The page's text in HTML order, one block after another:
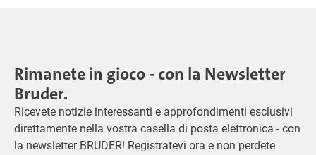
Rimanete in gioco - con la Newsletter
Bruder.
Ricevete notizie interessanti e approfondimenti esclusivi
direttamente nella vostra casella di posta elettronica - con
la newsletter BRUDER! Registratevi ora e non perdete